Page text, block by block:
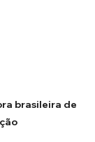
brasileira de